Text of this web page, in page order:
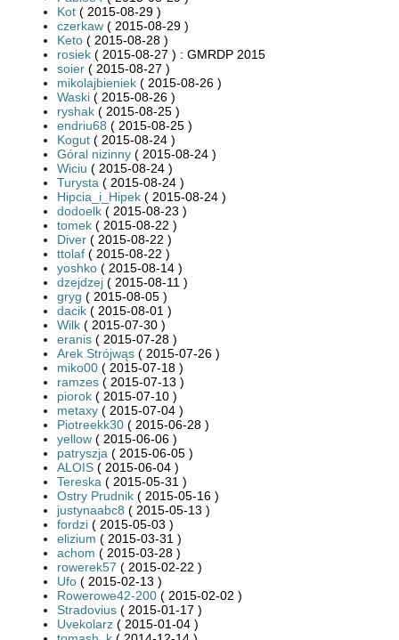
Kot ( 2015-08-29 )
czerkaw ( 2015-08-29 )
Keto ( 2015-08-28 )
rosiek ( 2015-08-27 ) : GMRDP 2015
soier ( 2015-08-27 )
mikolajbieniek ( 2015-08-26 )
Waski ( 2015-08-26 )
ryshak ( 2015-08-25 )
endriu68 ( 2015-08-25 )
Kogut ( 2015-08-24 )
Góral nizinny ( 2015-08-24 )
Wiciu ( 2015-08-24 )
Turysta ( 2015-08-24 )
Hipcia_i_Hipek ( 2015-08-24 )
dodoelk ( 2015-08-23 )
tomek ( 2015-08-22 )
Diver ( 2015-08-22 )
ttolaf ( 2015-08-22 )
yoshko ( 2015-08-14 )
dzejdzej ( 2015-08-11 )
gryg ( 2015-08-05 )
dacik ( 2015-08-01 )
Wilk ( 2015-07-30 )
eranis ( 2015-07-28 )
Arek Strójwąs ( 2015-07-26 )
miko00 ( 2015-07-18 )
ramzes ( 2015-07-13 )
piorok ( 2015-07-10 )
metaxy ( 2015-07-04 )
Piotreekk30 ( 2015-06-28 )
yellow ( 2015-06-06 )
patryszja ( 2015-06-05 )
ALOIS ( 2015-06-04 )
Tereska ( 2015-05-31 )
Ostry Prudnik ( 2015-05-16 )
justynaabc8 ( 2015-05-13 )
fordzi ( 2015-05-03 )
elizium ( 2015-03-31 )
achom ( 2015-03-28 )
rowerek57 ( 2015-02-22 )
Ufo ( 2015-02-13 )
Rowerowe42-200 ( 2015-02-02 )
Stradovius ( 2015-01-17 )
Uvekolarz ( 2015-01-04 )